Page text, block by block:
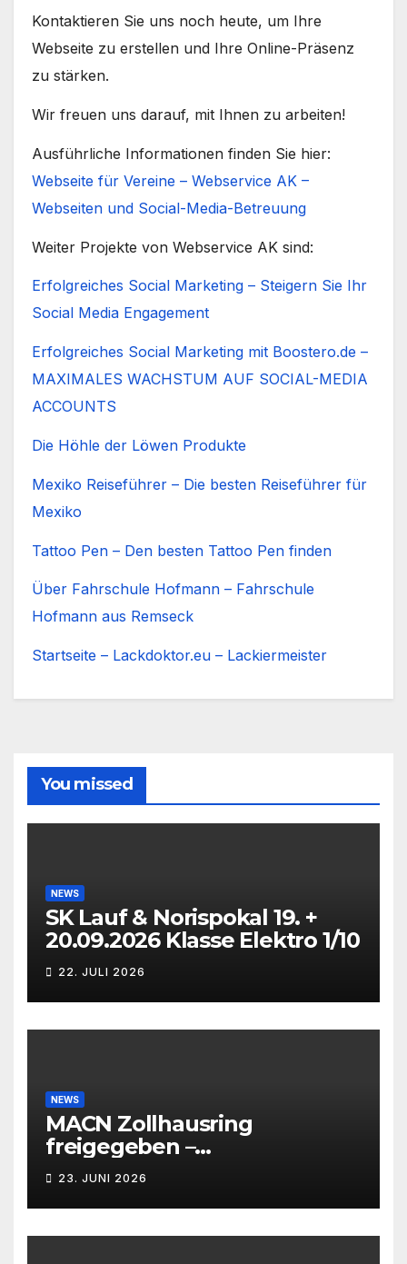
Kontaktieren Sie uns noch heute, um Ihre
Webseite zu erstellen und Ihre Online-Präsenz
zu stärken.
Wir freuen uns darauf, mit Ihnen zu arbeiten!
Ausführliche Informationen finden Sie hier:
Webseite für Vereine – Webservice AK –
Webseiten und Social-Media-Betreuung
Weiter Projekte von Webservice AK sind:
Erfolgreiches Social Marketing – Steigern Sie Ihr
Social Media Engagement
Erfolgreiches Social Marketing mit Boostero.de –
MAXIMALES WACHSTUM AUF SOCIAL-MEDIA
ACCOUNTS
Die Höhle der Löwen Produkte
Mexiko Reiseführer – Die besten Reiseführer für
Mexiko
Tattoo Pen – Den besten Tattoo Pen finden
Über Fahrschule Hofmann – Fahrschule
Hofmann aus Remseck
Startseite – Lackdoktor.eu – Lackiermeister
You missed
NEWS
SK Lauf & Norispokal 19. +
20.09.2026 Klasse Elektro 1/10
22. JULI 2026
NEWS
MACN Zollhausring
freigegeben –
Eichenpräzissionsspinner
Befall beseitigt –
23. JUNI 2026